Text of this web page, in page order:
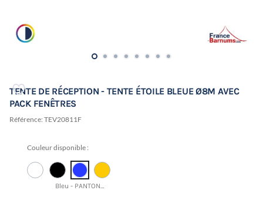
TENTE DE RÉCEPTION - TENTE ÉTOILE BLEUE Ø8M AVEC
PACK FENÊTRES
Référence: TEV20811F
Couleur disponible :
Bleu - PANTONE 19-3952 TCX